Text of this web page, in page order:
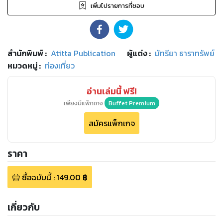
เพิ่มไปรายการที่ชอบ
สำนักพิมพ์: Atitta Publication ผู้แต่ง : มัทรียา ธาราทรัพย์
หมวดหมู่: ท่องเที่ยว
อ่านเล่มนี้ ฟรี!
เพียงมีแพ็กเกจ Buffet Premium
สมัครแพ็กเกจ
ราคา
ซื้อฉบับนี้:149.00 ฿
เกี่ยวกับ